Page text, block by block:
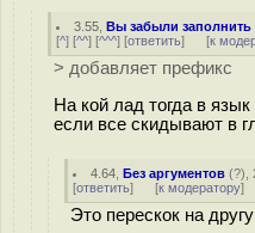
3.55 ,Вы забыли заполнить
[^] [^^] [^^^] [ответить] [к
> добавляет префикс
На кой лад тогда в
если все скидывают в
4.64 ,Без аргументов (?),
[ответить] [к модератору]
Это перескок на